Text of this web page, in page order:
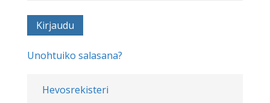
Hevosrekisteri
Unohtuiko salasana?